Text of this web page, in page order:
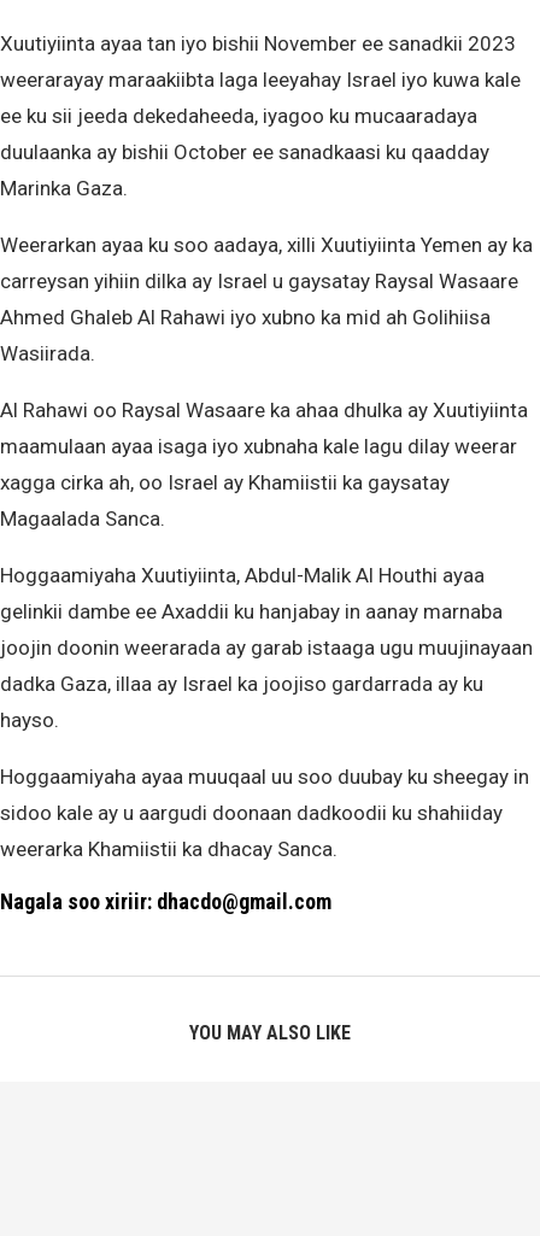
Xuutiyiinta ayaa tan iyo bishii November ee sanadkii 2023
weerarayay maraakiibta laga leeyahay Israel iyo kuwa kale
ee ku sii jeeda dekedaheeda, iyagoo ku mucaaradaya
duulaanka ay bishii October ee sanadkaasi ku qaadday
Marinka Gaza.
Weerarkan ayaa ku soo aadaya, xilli Xuutiyiinta Yemen ay ka
carreysan yihiin dilka ay Israel u gaysatay Raysal Wasaare
Ahmed Ghaleb Al Rahawi iyo xubno ka mid ah Golihiisa
Wasiirada.
Al Rahawi oo Raysal Wasaare ka ahaa dhulka ay Xuutiyiinta
maamulaan ayaa isaga iyo xubnaha kale lagu dilay weerar
xagga cirka ah, oo Israel ay Khamiistii ka gaysatay
Magaalada Sanca.
Hoggaamiyaha Xuutiyiinta, Abdul-Malik Al Houthi ayaa
gelinkii dambe ee Axaddii ku hanjabay in aanay marnaba
joojin doonin weerarada ay garab istaaga ugu muujinayaan
dadka Gaza, illaa ay Israel ka joojiso gardarrada ay ku
hayso.
Hoggaamiyaha ayaa muuqaal uu soo duubay ku sheegay in
sidoo kale ay u aargudi doonaan dadkoodii ku shahiiday
weerarka Khamiistii ka dhacay Sanca.
Nagala soo xiriir: dhacdo@gmail.com
YOU MAY ALSO LIKE